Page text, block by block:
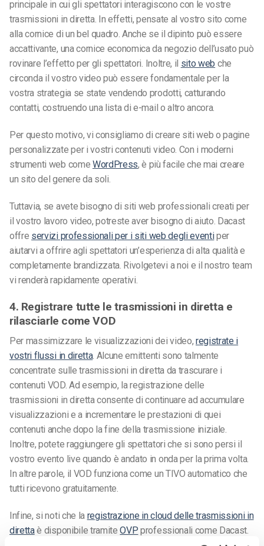
principale in cui gli spettatori interagiscono con le vostre
trasmissioni in diretta. In effetti, pensate al vostro sito come
alla cornice di un bel quadro. Anche se il dipinto può essere
accattivante, una cornice economica da negozio dell’usato può
rovinare l’effetto per gli spettatori. Inoltre, il sito web che
circonda il vostro video può essere fondamentale per la
vostra strategia se state vendendo prodotti, catturando
contatti, costruendo una lista di e-mail o altro ancora.
Per questo motivo, vi consigliamo di creare siti web o pagine
personalizzate per i vostri contenuti video. Con i moderni
strumenti web come WordPress, è più facile che mai creare
un sito del genere da soli.
Tuttavia, se avete bisogno di siti web professionali creati per
il vostro lavoro video, potreste aver bisogno di aiuto. Dacast
offre servizi professionali per i siti web degli eventiper
aiutarvi a offrire agli spettatori un’esperienza di alta qualità e
completamente brandizzata. Rivolgetevi a noi e il nostro team
vi renderà rapidamente operativi.
4. Registrare tutte le trasmissioni in diretta e
rilasciarle come VOD
Per massimizzare le visualizzazioni dei video, registrate i
vostri flussi in diretta. Alcune emittenti sono talmente
concentrate sulle trasmissioni in diretta da trascurare i
contenuti VOD. Ad esempio, la registrazione delle
trasmissioni in diretta consente di continuare ad accumulare
visualizzazioni e a incrementare le prestazioni di quei
contenuti anche dopo la fine della trasmissione iniziale.
Inoltre, potete raggiungere gli spettatori che si sono persi il
vostro evento live quando è andato in onda per la prima volta.
In altre parole, il VOD funziona come un TIVO automatico che
tutti ricevono gratuitamente.
Infine, si noti che la registrazione in cloud delle trasmissioni in
direttaè disponibile tramiteOVP professionali come Dacast.